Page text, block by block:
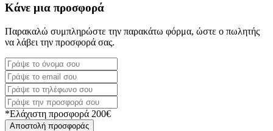
Κάνε μια προσφορά
Παρακαλώ συμπληρώστε την παρακάτω φόρμα, ώστε ο πωλητής
να λάβει την προσφορά σας.
*Ελάχιστη προσφορά 200€
Αποστολή προσφοράς